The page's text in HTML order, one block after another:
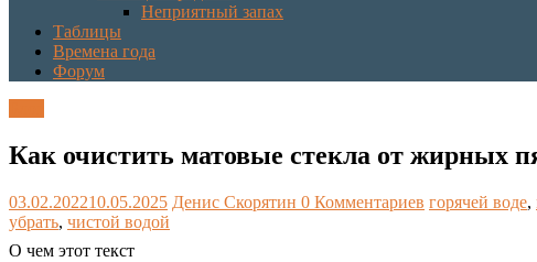
Неприятный запах
Таблицы
Времена года
Форум
Как очистить матовые стекла от жирных
03.02.202210.05.2025 Денис Скорятин 0 Комментариев горячей воде,
убрать, чистой водой
О чем этот текст